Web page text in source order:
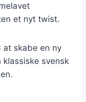
et nyt twist.
at skabe en ny
svensk